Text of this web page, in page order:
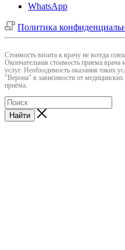
WhatsApp
Политика
Cтоимость визита к врачу не всегда
Окончательная стоимость приема
услуг. Необходимость оказания таких
"Верона" в зависимости от медицинских
приёма.
Найти